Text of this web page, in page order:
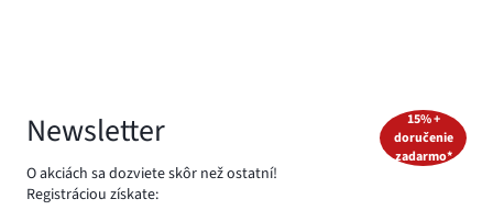
Newsletter
O akciách sa dozviete skôr než ostatní!
Registráciou získate:
15% +
doručenie
zadarmo*